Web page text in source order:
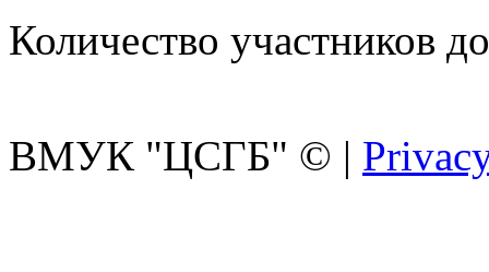
Количество участников
ВМУК "ЦСГБ" © |